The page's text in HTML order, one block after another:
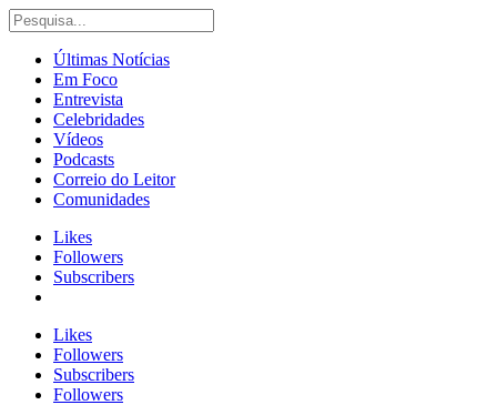
Últimas Notícias
Em Foco
Entrevista
Celebridades
Vídeos
Podcasts
Correio do Leitor
Comunidades
Likes
Followers
Subscribers
Likes
Followers
Subscribers
Followers